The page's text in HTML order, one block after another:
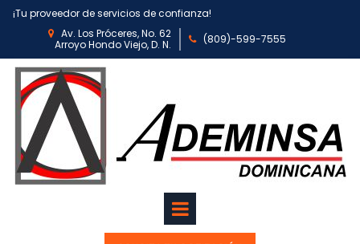
¡Tu proveedor de servicios de confianza!

Av. Los Próceres, No. 62
Arroyo Hondo Viejo, D. N.
 (809)-599-7555